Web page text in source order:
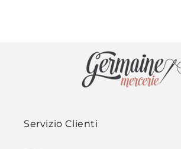
Servizio Clienti